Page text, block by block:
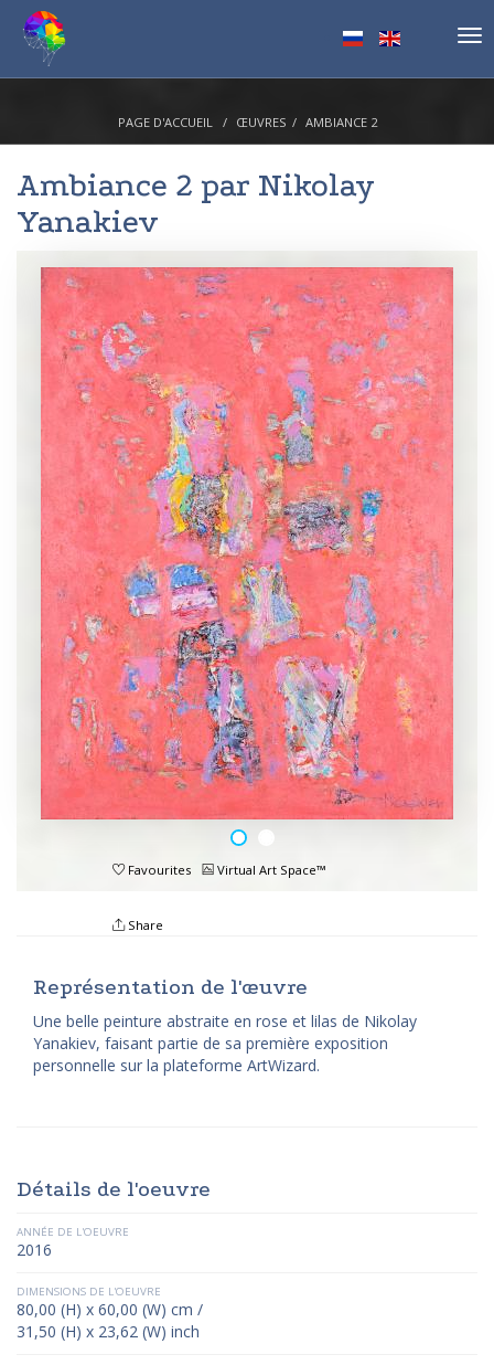
PAGE D'ACCUEIL ŒUVRES AMBIANCE 2
Ambiance 2 par Nikolay
Yanakiev
Favourites Virtual Art Space™
Share
Représentation de l'œuvre
Une belle peinture abstraite en rose et lilas de Nikolay
Yanakiev, faisant partie de sa première exposition
personnelle sur la plateforme ArtWizard.
Détails de l'oeuvre
ANNÉE DE L'OEUVRE
2016
DIMENSIONS DE L'OEUVRE
80,00 (H) x 60,00 (W) cm /
31,50 (H) x 23,62 (W) inch